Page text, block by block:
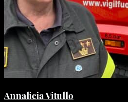
Annalicia Vitullo